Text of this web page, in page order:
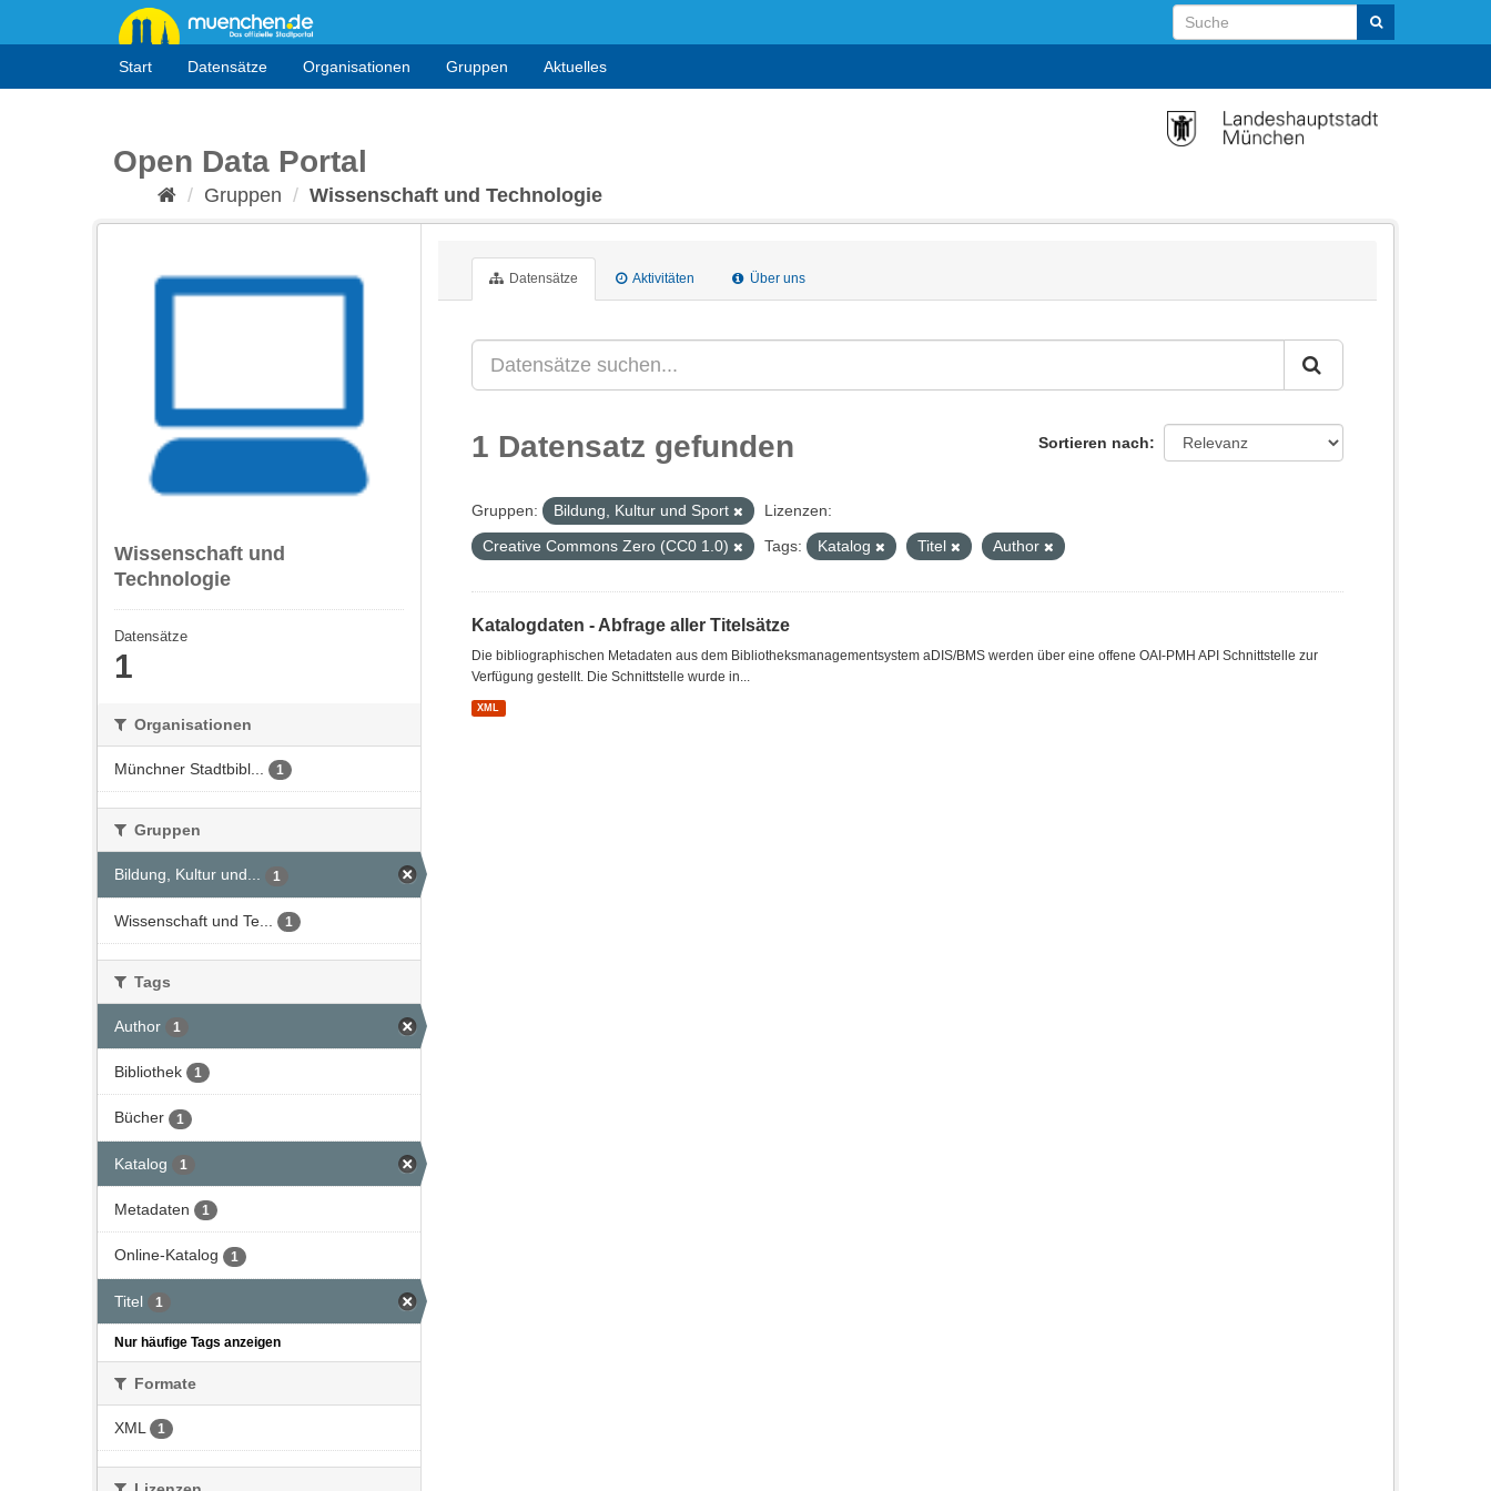
Start Datensätze Organisationen Gruppen Aktuelles
Open Data Portal
Gruppen Wissenschaft und Technologie
Wissenschaft und
Technologie
Datensätze
1
Organisationen
Münchner Stadtbibl... 1
Gruppen
Bildung, Kultur und... 1
Wissenschaft und Te... 1
Tags
Author 1
Bibliothek 1
Bücher 1
Katalog 1
Metadaten 1
Online-Katalog 1
Titel 1
Nur häufige Tags anzeigen
Formate
XML 1
Datensätze Aktivitäten Über uns
Sortieren nach
1 Datensatz gefunden
Gruppen: Bildung, Kultur und Sport
Lizenzen:
Creative Commons Zero (CC0 1.0)
Tags: Katalog Titel Author
Katalogdaten - Abfrage aller Titelsätze
Die bibliographischen Metadaten aus dem Bibliotheksmanagementsystem aDIS/BMS werden über eine offene OAI-PMH API Schnittstelle zur
Verfügung gestellt. Die Schnittstelle wurde in...
XML